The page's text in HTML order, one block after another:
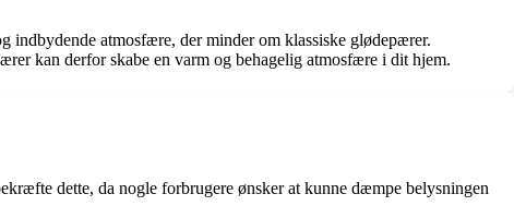
indbydende atmosfære, der minder om klassiske glødepærer.
kan derfor skabe en varm og behagelig atmosfære i dit hjem.
dette, da nogle forbrugere ønsker at kunne dæmpe belysningen